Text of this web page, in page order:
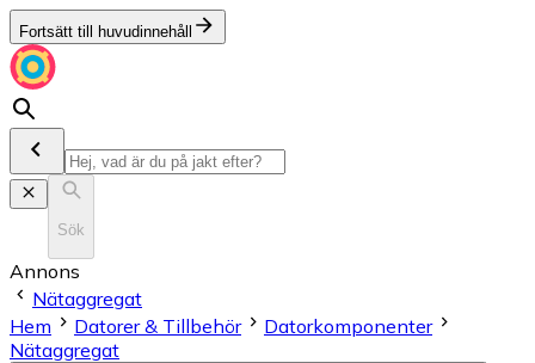
Fortsätt till huvudinnehåll
Sök
Annons
Nätaggregat
Hem
Datorer & Tillbehör
Datorkomponenter
Nätaggregat